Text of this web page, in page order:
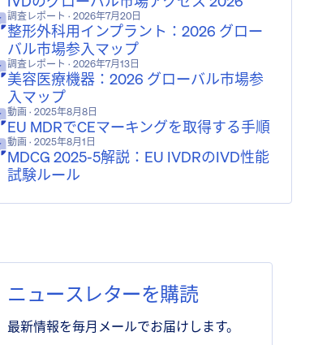
調査レポート · 2026年7月20日
整形外科用インプラント：2026 グロー
バル市場参入マップ
調査レポート · 2026年7月13日
美容医療機器：2026 グローバル市場参
入マップ
動画 · 2025年8月8日
EU MDRでCEマーキングを取得する手順
動画 · 2025年8月1日
MDCG 2025-5解説：EU IVDRのIVD性能
試験ルール
ニュースレターを購読
最新情報を毎月メールでお届けします。